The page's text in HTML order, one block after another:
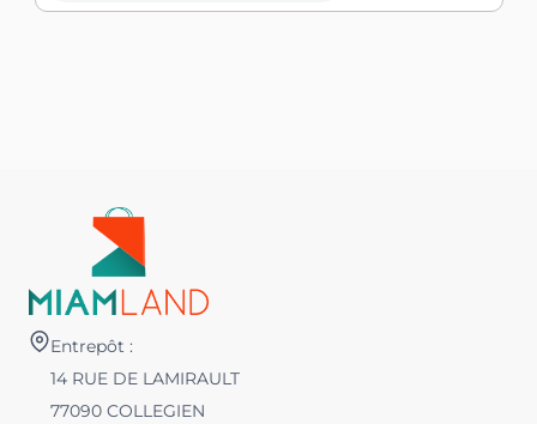
Entrepôt :
14 RUE DE LAMIRAULT
77090 COLLEGIEN